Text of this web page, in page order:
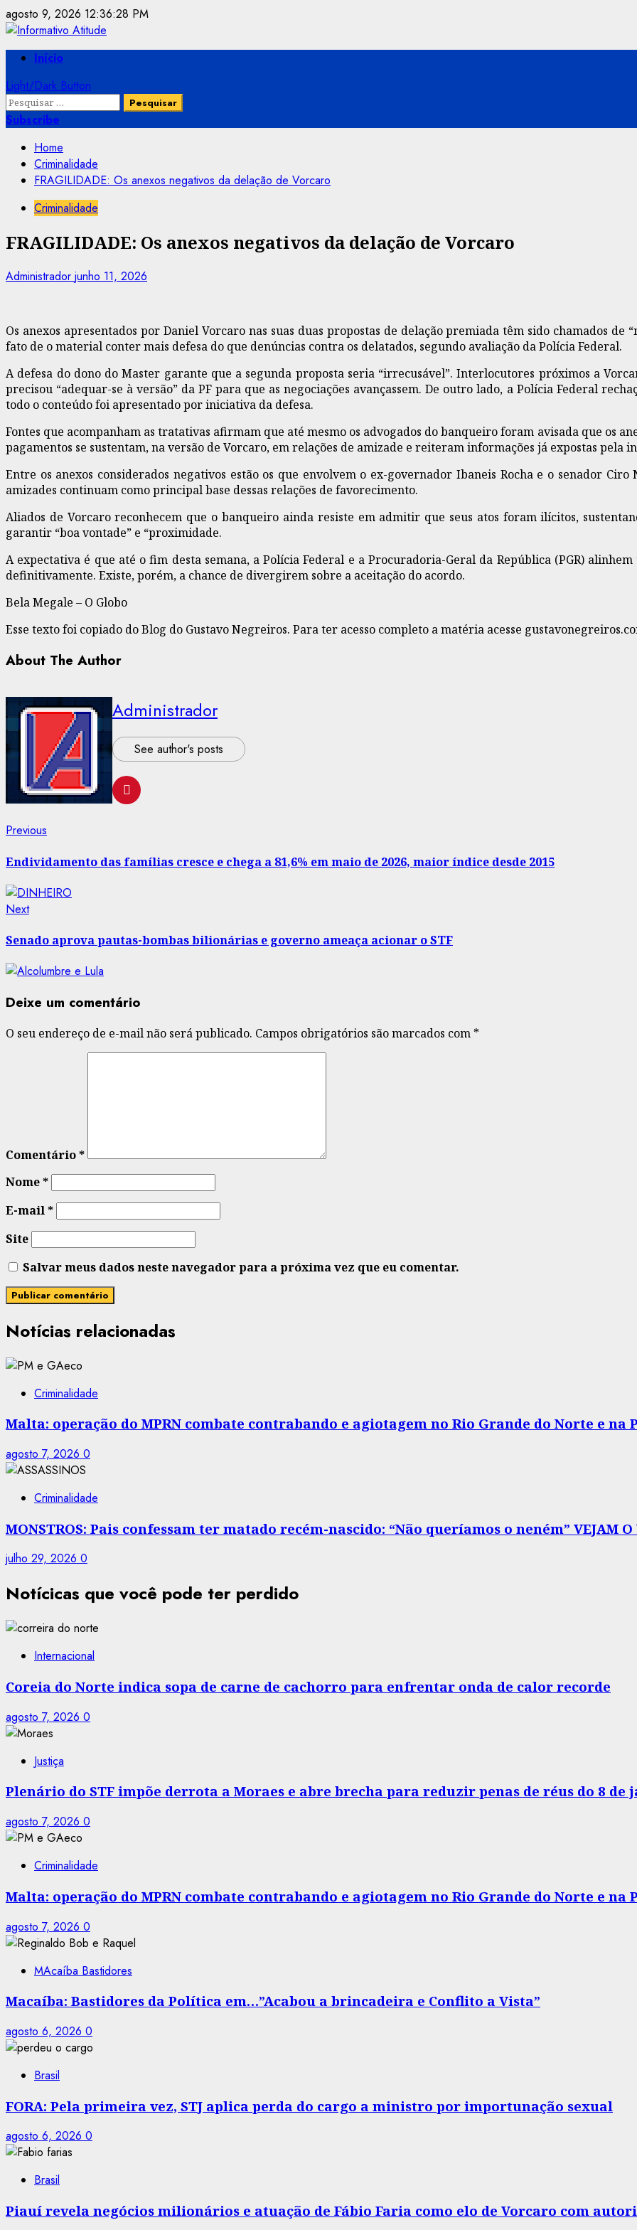
Skip
to
content
agosto 9, 2026 12:36:28 PM
PrimaryInício
Light/Dark Button
Pesquisar
por:
Subscribe
Home
Criminalidade
FRAGILIDADE: Os anexos negativos da delação de Vorcaro
Criminalidade
FRAGILIDADE: Os anexos negativos da delação de Vorcaro
Administrador junho 11, 2026
Os anexos apresentados por Daniel Vorcaro nas suas duas propostas de delação premiada têm sido chamados de
fato de o material conter mais defesa do que denúncias contra os delatados, segundo avaliação da Polícia Federal.
A defesa do dono do Master garante que a segunda proposta seria “irrecusável”. Interlocutores próximos a
precisou “adequar-se à versão” da PF para que as negociações avançassem. De outro lado, a Polícia Federal
todo o conteúdo foi apresentado por iniciativa da defesa.
Fontes que acompanham as tratativas afirmam que até mesmo os advogados do banqueiro foram avisada que os
pagamentos se sustentam, na versão de Vorcaro, em relações de amizade e reiteram informações já expostas pela
Entre os anexos considerados negativos estão os que envolvem o ex-governador Ibaneis Rocha e o senador
amizades continuam como principal base dessas relações de favorecimento.
Aliados de Vorcaro reconhecem que o banqueiro ainda resiste em admitir que seus atos foram ilícitos,
garantir “boa vontade” e “proximidade.
A expectativa é que até o fim desta semana, a Polícia Federal e a Procuradoria-Geral da República (PGR)
definitivamente. Existe, porém, a chance de divergirem sobre a aceitação do acordo.
Bela Megale – O Globo
Esse texto foi copiado do Blog do Gustavo Negreiros. Para ter acesso completo a matéria acesse
About The Author
Administrador
See author's posts
Post
navigation
Previous
Endividamento das famílias cresce e chega a 81,6% em maio de 2026, maior índice desde 2015
NextNext
Senado aprova pautas-bombas bilionárias e governo ameaça acionar o STF
Deixe um comentário
O seu endereço de e-mail não será publicado. Campos obrigatórios são marcados com *
Comentário*
Nome*
E-mail*
Site
Salvar meus dados neste navegador para a próxima vez que eu comentar.
Notícias relacionadas
Criminalidade
Malta: operação do MPRN combate contrabando e agiotagem no Rio Grande do Norte e na
agosto 7, 2026 0
Criminalidade
MONSTROS: Pais confessam ter matado recém-nascido: “Não queríamos o neném” VEJAM O
julho 29, 2026 0
Notícicas que você pode ter perdido
Internacional
Coreia do Norte indica sopa de carne de cachorro para enfrentar onda de calor recorde
agosto 7, 2026 0
Justiça
Plenário do STF impõe derrota a Moraes e abre brecha para reduzir penas de réus do 8 de
agosto 7, 2026 0
Criminalidade
Malta: operação do MPRN combate contrabando e agiotagem no Rio Grande do Norte e na
agosto 7, 2026 0
MAcaíba Bastidores
Macaíba: Bastidores da Política em…”Acabou a brincadeira e Conflito a Vista”
agosto 6, 2026 0
Brasil
FORA: Pela primeira vez, STJ aplica perda do cargo a ministro por importunação sexual
agosto 6, 2026 0
Brasil
Piauí revela negócios milionários e atuação de Fábio Faria como elo de Vorcaro com